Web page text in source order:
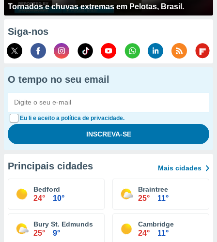
Tornados e chuvas extremas em Pelotas, Brasil.
Siga-nos
O tempo no seu email
Eu li e aceito a política de privacidade.
Principais cidades Mais cidades
Bedford
24° 10°
Braintree
25° 11°
Bury St. Edmunds
25° 9°
Cambridge
24° 11°